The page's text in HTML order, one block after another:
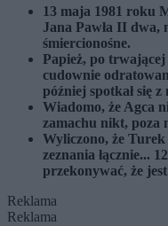
13 maja 1981 roku
Jana Pawła II dwa,
śmiercionośne.
Papież, po trwającej
cudownie
później spotkał się
Wiadomo, że Agca
zamachu nikt, poza
Wyliczono, że Turek
zeznania łącznie...
przekonywać, że
Reklama
Reklama